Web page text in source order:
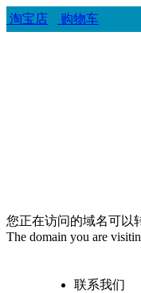
淘宝店 购物车
您正在访问的域名可以
The domain you are
联系我们